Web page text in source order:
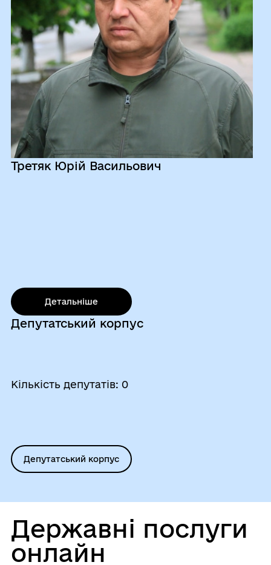
Третяк Юрій Васильович
Детальнiше
Депутатський корпус
Кількість депутатів: 0
Депутатський корпус
Державні послуги
онлайн